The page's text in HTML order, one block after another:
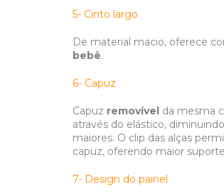
5- Cinto largo
De material macio, oferece
bebê.
6- Capuz
Capuz removível da mesma
através do elástico,
maiores. O clip das alças
capuz, oferendo maior
7- Design do painel